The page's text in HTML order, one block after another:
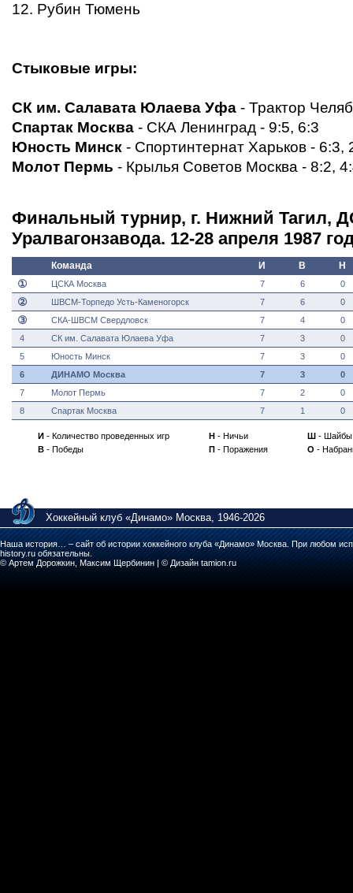
12. Рубин Тюмень
Стыковые игры:
СК им. Салавата Юлаева Уфа - Трактор
Спартак Москва - СКА Ленинград - 9:5, 6:3
Юность Минск - Спортинтернат Харьков - 6:3,
Молот Пермь - Крылья Советов Москва - 8:2,
Финальный турнир, г. Нижний Тагил,
Уралвагонзавода. 12-28 апреля 1987
Команда И В Н
① ЦСКА Москва 7 6 0
② ШВСМ-Торпедо Усть-Каменогорск 7 6 0
③ СКА-ШВСМ Свердловск 7 4
0
4
СК им. Салавата Юлаева Уфа 7 3
0
5
Юность Минск 7 3
0
6
ДИНАМО Москва 7 3
0
7
Молот Пермь 7 2
0
8
Спартак Москва 7 1 0
И - Количество проведенных игр
В - Победы
Н - Ничьи
П - Поражения
Ш - Шайбы
О -
Хоккейный клуб «Динамо» Москва, 1946-2026
Наша история… – сайт об истории хоккейного клуба «Динамо» Москва. При любом
history.ru обязательны.
© Артем Дорожкин, Максим Щербинин | © Дизайн tamion.ru